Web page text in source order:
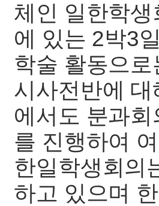
체인 일한학
에 있는 2박3
학술 활동으
시사전반에
에서도 분과
를 진행하여
한일학생회의
하고 있으며